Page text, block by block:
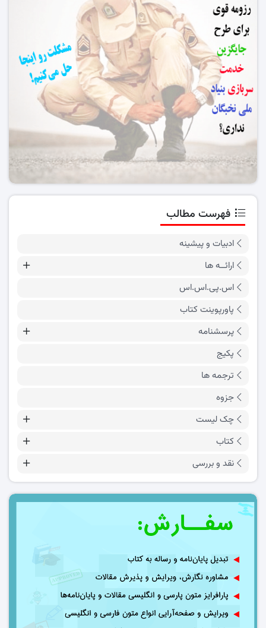
فهرست مطالب
ادبیات و پیشینه
ارائــه ها
اس.پی.اس.اس
پاورپوینت کتاب
پرسشنامه
پکیج
ترجمه ها
جزوه
چک لیست
کتاب
نقد و بررسی